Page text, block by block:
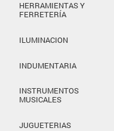
HERRAMIENTAS Y
FERRETERÍA
ILUMINACION
INDUMENTARIA
INSTRUMENTOS
MUSICALES
JUGUETERIAS